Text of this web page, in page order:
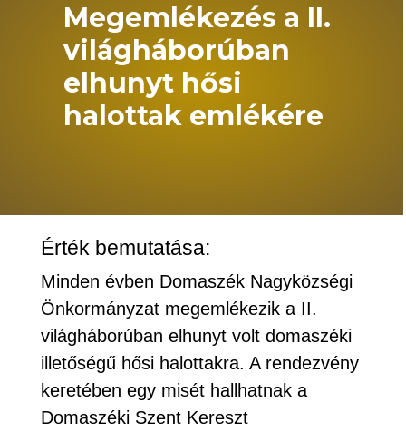
Megemlékezés a II.
világháborúban
elhunyt hősi
halottak emlékére
Érték bemutatása:
Minden évben Domaszék Nagyközségi
Önkormányzat megemlékezik a II.
világháborúban elhunyt volt domaszéki
illetőségű hősi halottakra. A rendezvény
keretében egy misét hallhatnak a
Domaszéki Szent Kereszt